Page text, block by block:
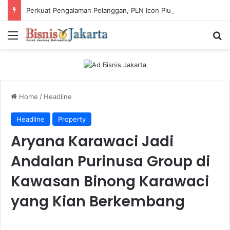
Menu
Home / Headline
Headline Property
Aryana Karawaci Jadi
Andalan Purinusa Group di
Kawasan Binong Karawaci
yang Kian Berkembang